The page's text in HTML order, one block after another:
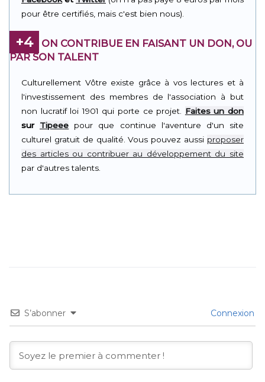
pour être certifiés, mais c'est bien nous).
+4
ON CONTRIBUE EN FAISANT UN DON, OU
PAR SON TALENT
Culturellement Vôtre existe grâce à vos lectures et à
l'investissement des membres de l'association à but
non lucratif loi 1901 qui porte ce projet. Faites un don
sur Tipeee pour que continue l'aventure d'un site
culturel gratuit de qualité. Vous pouvez aussi proposer
des articles ou contribuer au développement du site
par d'autres talents.
S’abonner Connexion